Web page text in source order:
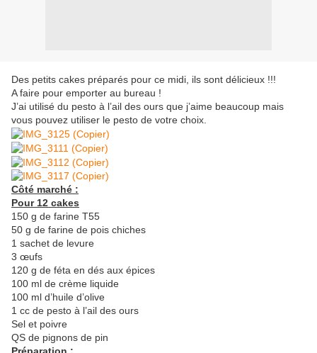
Des petits cakes préparés pour ce midi, ils sont délicieux !!!
A faire pour emporter au bureau !
J’ai utilisé du pesto à l’ail des ours que j’aime beaucoup mais
vous pouvez utiliser le pesto de votre choix.
Côté marché :
Pour 12 cakes
150 g de farine T55
50 g de farine de pois chiches
1 sachet de levure
3 œufs
120 g de féta en dés aux épices
100 ml de crème liquide
100 ml d’huile d’olive
1 cc de pesto à l’ail des ours
Sel et poivre
QS de pignons de pin